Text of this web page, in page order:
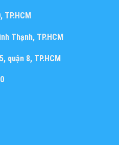
Thạnh, TP.HCM
quận 8, TP.HCM